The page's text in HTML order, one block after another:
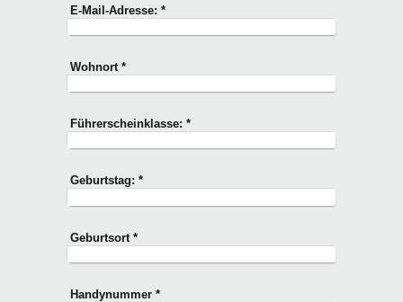
E-Mail-Adresse: *
Wohnort*
Führerscheinklasse: *
Geburtstag: *
Geburtsort*
Handynummer*